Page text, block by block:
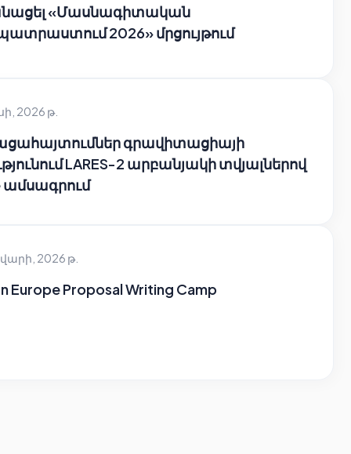
«Մասնագիտական
2026» մրցույթում
2026 թ.
գրավիտացիայի
LARES-2 արբանյակի տվյալներով
ամսագրում
2026 թ.
Europe Proposal Writing Camp